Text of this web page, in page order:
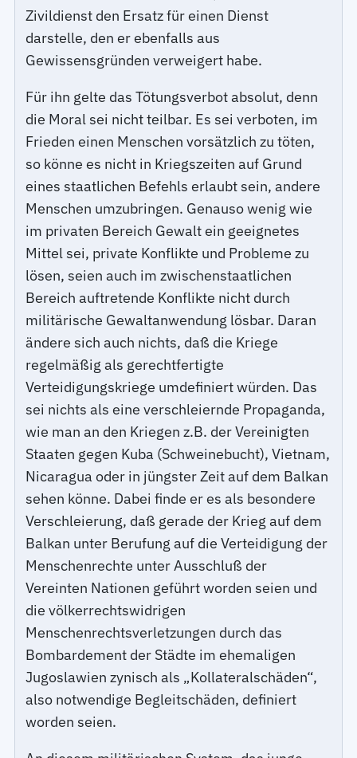
Zivildienst den Ersatz für einen Dienst
darstelle, den er ebenfalls aus
Gewissensgründen verweigert habe.
Für ihn gelte das Tötungsverbot absolut, denn
die Moral sei nicht teilbar. Es sei verboten, im
Frieden einen Menschen vorsätzlich zu töten,
so könne es nicht in Kriegszeiten auf Grund
eines staatlichen Befehls erlaubt sein, andere
Menschen umzubringen. Genauso wenig wie
im privaten Bereich Gewalt ein geeignetes
Mittel sei, private Konflikte und Probleme zu
lösen, seien auch im zwischenstaatlichen
Bereich auftretende Konflikte nicht durch
militärische Gewaltanwendung lösbar. Daran
ändere sich auch nichts, daß die Kriege
regelmäßig als gerechtfertigte
Verteidigungskriege umdefiniert würden. Das
sei nichts als eine verschleiernde Propaganda,
wie man an den Kriegen z.B. der Vereinigten
Staaten gegen Kuba (Schweinebucht), Vietnam,
Nicaragua oder in jüngster Zeit auf dem Balkan
sehen könne. Dabei finde er es als besondere
Verschleierung, daß gerade der Krieg auf dem
Balkan unter Berufung auf die Verteidigung der
Menschenrechte unter Ausschluß der
Vereinten Nationen geführt worden seien und
die völkerrechtswidrigen
Menschenrechtsverletzungen durch das
Bombardement der Städte im ehemaligen
Jugoslawien zynisch als „Kollateralschäden“,
also notwendige Begleitschäden, definiert
worden seien.